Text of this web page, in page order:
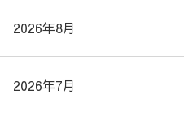
2026年8月
2026年7月